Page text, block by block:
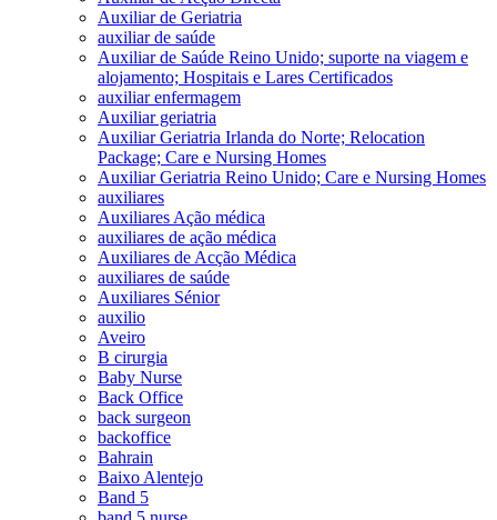
Auxiliar de Geriatria
auxiliar de saúde
Auxiliar de Saúde Reino Unido; suporte na viagem e
alojamento; Hospitais e Lares Certificados
auxiliar enfermagem
Auxiliar geriatria
Auxiliar Geriatria Irlanda do Norte; Relocation
Package; Care e Nursing Homes
Auxiliar Geriatria Reino Unido; Care e Nursing Homes
auxiliares
Auxiliares Ação médica
auxiliares de ação médica
Auxiliares de Acção Médica
auxiliares de saúde
Auxiliares Sénior
auxilio
Aveiro
B cirurgia
Baby Nurse
Back Office
back surgeon
backoffice
Bahrain
Baixo Alentejo
Band 5